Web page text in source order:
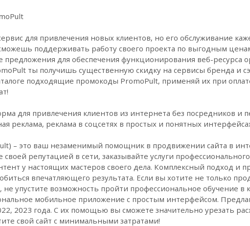
для привлечения новых клиентов, но его обслуживание
поддерживать работу своего проекта по выгодным
для обеспечения функционирования веб-ресурса
ты получишь существенную скидку на сервисы бренда и
подходящие промокоды PromoPult, применяй их при
для привлечения клиентов из интернета без посредников и
реклама, реклама в соцсетях в простых и понятных
– это ваш незаменимый помощник в продвижении сайта в
своей репутацией в сети, заказывайте услуги
у настоящих мастеров своего дела. Комплексный подход
впечатляющего результата. Если вы хотите не только
упустите возможность пройти профессиональное обучение в
мобильное приложение с простым интерфейсом.
2023 года. С их помощью вы сможете значительно урезать
свой сайт с минимальными затратами!